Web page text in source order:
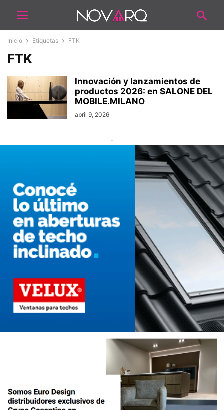
Inicio Etiquetas FTK
FTK
Innovación y lanzamientos de
productos 2026: en SALONE DEL
MOBILE.MILANO
abril 9, 2026
-